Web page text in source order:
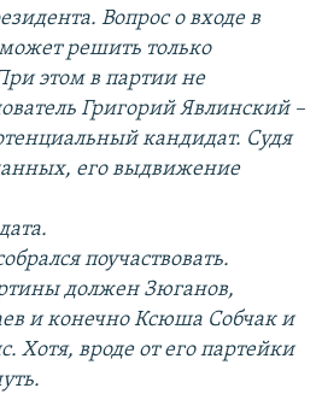
Вопрос о входе в
решить только
этом в партии не
Григорий Явлинский –
кандидат. Судя
его выдвижение
поучаствовать.
должен Зюганов,
и конечно Ксюша Собчак и
Хотя, вроде от его партейки